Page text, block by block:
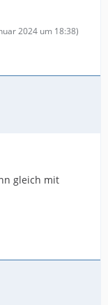
2024 um 18:38)
gleich mit